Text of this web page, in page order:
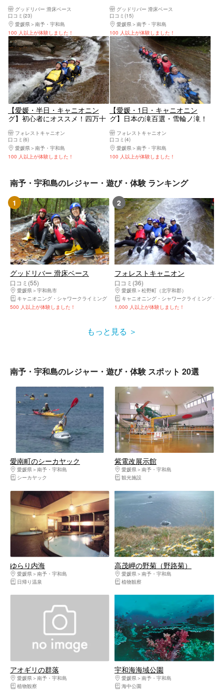
グッドリバー 滑床ベース
口コミ(23)
愛媛県
南予・宇和島
100 人以上が体験しました！
ント！
グッドリバー 滑床ベース
口コミ(15)
愛媛県
南予・宇和島
100 人以上が体験しました！
【愛媛・半日・キャニオニン
グ】初心者にオススメ！四万十
う！フォレストキャニオン
口コミ(6)
愛媛県
南予・宇和島
100 人以上が体験しました！
【愛媛・1日・キャニオニン
グ】日本の滝百選・雪輪ノ滝！
う！フォレストキャニオン
口コミ(4)
愛媛県
南予・宇和島
100 人以上が体験しました！
南予・宇和島のレジャー・遊び・体験 ランキング
1
グッドリバー 滑床ベース
口コミ(55)
愛媛県
宇和島市
キャニオニング・シャワークライミング
500 人以上が体験しました！
2
フォレストキャニオン
口コミ(36)
愛媛県
松野町（北宇和郡）
キャニオニング・シャワークライミング
1,000 人以上が体験しました！
もっと見る
南予・宇和島のレジャー・遊び・体験 スポット 20選
愛南町のシーカヤック
愛媛県
南予・宇和島
シーカヤック
紫電改展示館
愛媛県
南予・宇和島
観光施設
ゆらり内海
愛媛県
南予・宇和島
日帰り温泉
高茂岬の野菊（野路菊）
愛媛県
南予・宇和島
植物観察
アオギリの群落
愛媛県
南予・宇和島
植物観察
宇和海海域公園
愛媛県
南予・宇和島
海中公園